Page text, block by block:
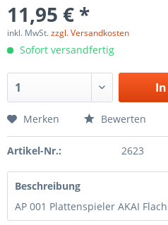
11,95 € *
inkl. MwSt.zzgl. Versandkosten
Sofort versandfertig
Merken Bewerten
Artikel-Nr.: 2623
Beschreibung
AP 001 Plattenspieler AKAI